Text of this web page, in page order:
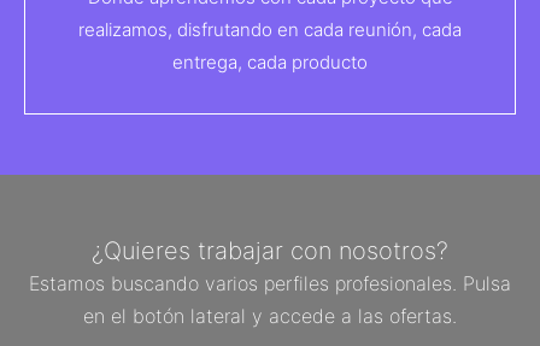
realizamos, disfrutando en cada reunión, cada
entrega, cada producto
¿Quieres trabajar con nosotros?
Estamos buscando varios perfiles profesionales. Pulsa
en el botón lateral y accede a las ofertas.